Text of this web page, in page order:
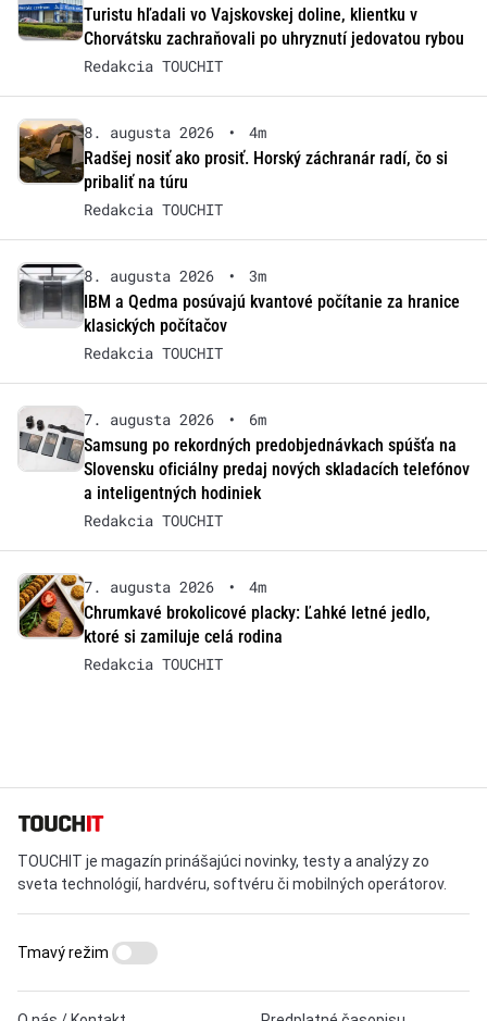
Turistu hľadali vo Vajskovskej doline, klientku v
Chorvátsku zachraňovali po uhryznutí jedovatou rybou
Redakcia TOUCHIT
8. augusta 2026 •
4m
Radšej nosiť ako prosiť. Horský záchranár radí, čo si
pribaliť na túru
Redakcia TOUCHIT
8. augusta 2026 •
3m
IBM a Qedma posúvajú kvantové počítanie za hranice
klasických počítačov
Redakcia TOUCHIT
7. augusta 2026 •
6m
Samsung po rekordných predobjednávkach spúšťa na
Slovensku oficiálny predaj nových skladacích telefónov
a inteligentných hodiniek
Redakcia TOUCHIT
7. augusta 2026 •
4m
Chrumkavé brokolicové placky: Ľahké letné jedlo,
ktoré si zamiluje celá rodina
Redakcia TOUCHIT
TOUCHIT je magazín prinášajúci novinky, testy a analýzy zo
sveta technológií, hardvéru, softvéru či mobilných operátorov.
Tmavý režim